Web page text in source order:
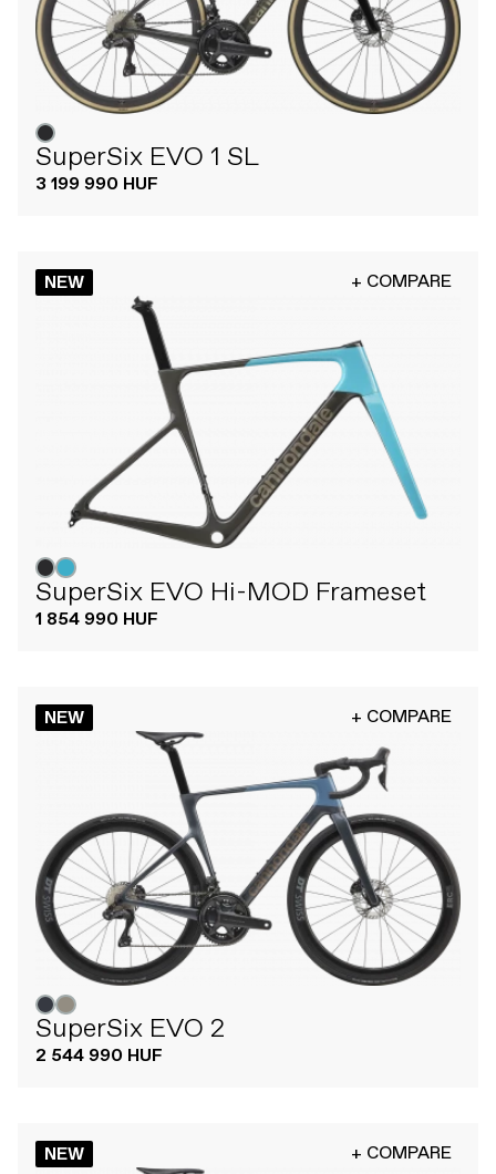
SuperSix EVO 1 SL
3 199 990 HUF
NEW + COMPARE
SuperSix EVO Hi-MOD Frameset
1 854 990 HUF
NEW + COMPARE
SuperSix EVO 2
2 544 990 HUF
NEW + COMPARE